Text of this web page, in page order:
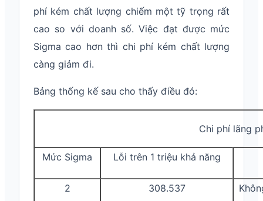
phí kém chất lượng chiếm một tỹ trọng rất
cao so với doanh số. Việc đạt được mức
Sigma cao hơn thì chi phí kém chất lượng
càng giảm đi.
Bảng thống kế sau cho thấy điều đó:
Chi phí lãng
Mức Sigma Lỗi trên 1 triệu khả năng
2 308.537